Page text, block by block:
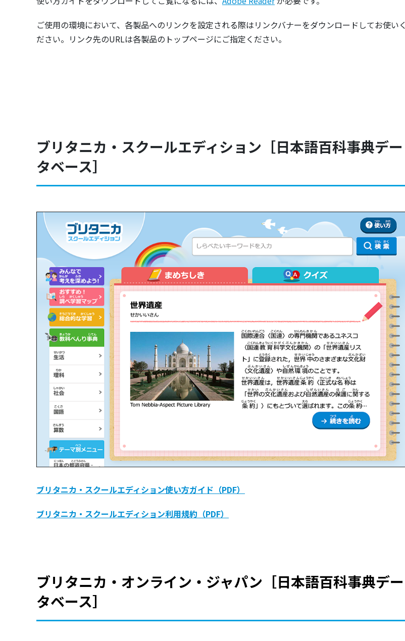
ご使用の環境において、各製品へのリンクを設定される際はリンクバナーをダウンロードしてお使いく
ださい。リンク先のURLは各製品のトップページにご指定ください。
ブリタニカ・スクールエディション［日本語百科事典デー
タベース］
ブリタニカ・スクールエディション使い方ガイド（PDF）
ブリタニカ・スクールエディション利用規約（PDF）
ブリタニカ・オンライン・ジャパン［日本語百科事典デー
タベース］